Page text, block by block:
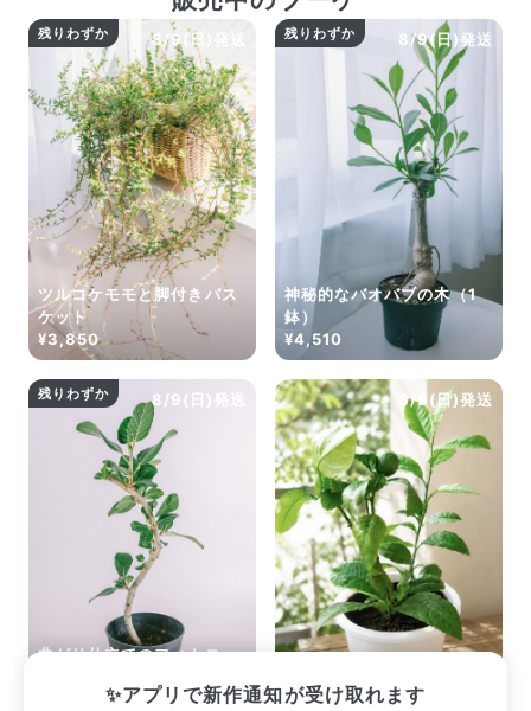
✨アプリで新作通知が受け取れます
8/9(日)発送
残りわずか
ツルコケモモと脚付きバス
ケット
¥3,850
8/9(日)発送
残りわずか
神秘的なバオバブの木（1
鉢）
¥4,510
8/9(日)発送
残りわずか
曲がり仕立てのフィカス
8/9(日)発送
¥2,915